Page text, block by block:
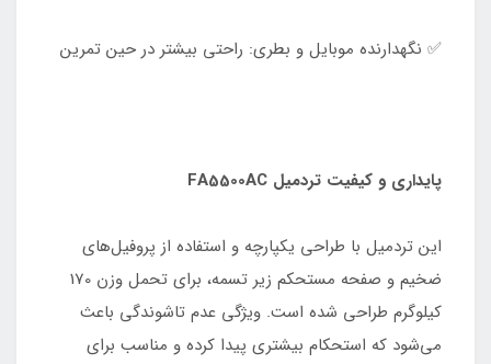
✅ نگهدارنده موبایل و بطری: راحتی بیشتر در حین تمرین
پایداری و کیفیت تردمیل FA5500AC
این تردمیل با طراحی یکپارچه و استفاده از پروفیل‌های
ضخیم و صفحه مستحکم زیر تسمه، برای تحمل وزن 170
کیلوگرم طراحی شده است. ویژگی عدم تاشوندگی باعث
می‌شود که استحکام بیشتری پیدا کرده و مناسب برای